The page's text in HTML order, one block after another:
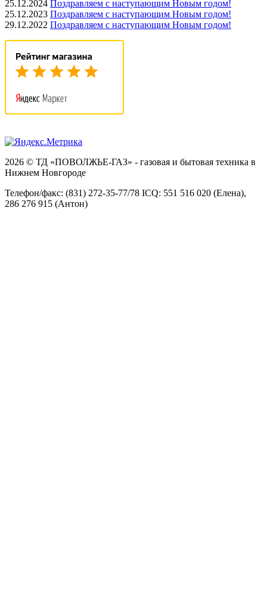
25.12.2024 Поздравляем с наступающим Новым годом!
25.12.2023 Поздравляем с наступающим Новым годом!
29.12.2022 Поздравляем с наступающим Новым годом!
2026 © ТД «ПОВОЛЖЬЕ-ГАЗ» - газовая и бытовая техника в
Нижнем Новгороде
Телефон/факс: (831) 272-35-77/78 ICQ: 551 516 020 (Елена),
286 276 915 (Антон)